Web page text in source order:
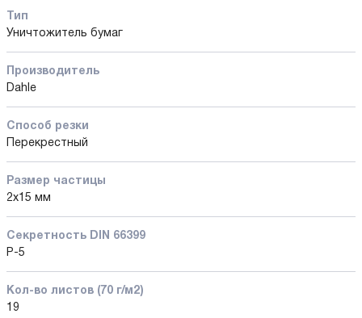
Тип
Уничтожитель бумаг
Производитель
Dahle
Способ резки
Перекрестный
Размер частицы
2х15 мм
Секретность DIN 66399
P-5
Кол-во листов (70 г/м2)
19